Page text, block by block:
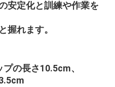
安定化と訓練や作業を
握れます。
の長さ10.5cm、